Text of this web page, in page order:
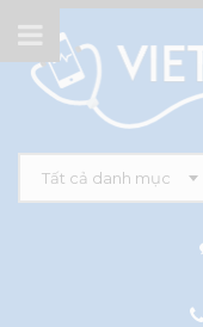
Tất cả danh mục